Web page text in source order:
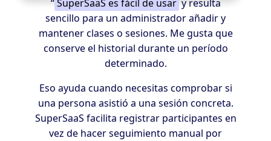
“ SuperSaaS es fácil de usar y resulta
sencillo para un administrador añadir y
mantener clases o sesiones. Me gusta que
conserve el historial durante un período
determinado.
Eso ayuda cuando necesitas comprobar si
una persona asistió a una sesión concreta.
SuperSaaS facilita registrar participantes en
vez de hacer seguimiento manual por